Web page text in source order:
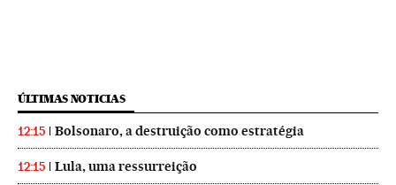
ÚLTIMAS NOTICIAS
12:15 Bolsonaro, a destruição como estratégia
12:15 Lula, uma ressurreição